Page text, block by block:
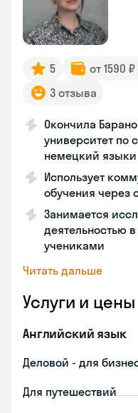
5 от 1590
3 отзыва
Окончила
университет по
немецкий языки
Использует
обучения через
Занимается
деятельностью
учениками
Читать дальше
Услуги и цены
Английский язык
Деловой - для
Для путешествий